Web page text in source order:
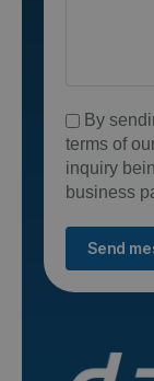
By
terms of
inquiry
business
Send